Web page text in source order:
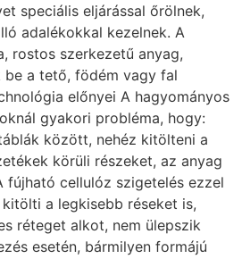
speciális eljárással őrölnek,
adalékokkal kezelnek. A
rostos szerkezetű anyag,
a tető, födém vagy fal
előnyei A hagyományos
gyakori probléma, hogy:
között, nehéz kitölteni a
körüli részeket, az anyag
fújható cellulóz szigetelés ezzel
a legkisebb réseket is,
réteget alkot, nem ülepszik
esetén, bármilyen formájú